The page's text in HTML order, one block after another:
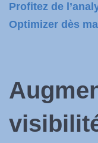
Profitez de
Optimizer dès